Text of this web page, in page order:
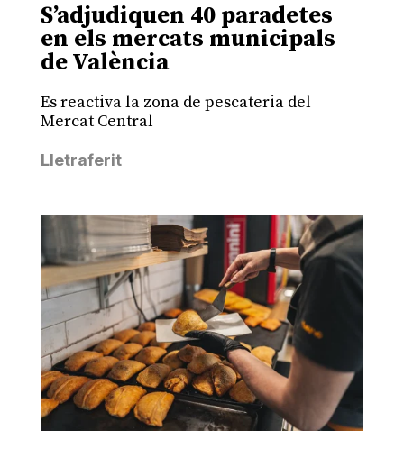
S’adjudiquen 40 paradetes
en els mercats municipals
de València
Es reactiva la zona de pescateria del
Mercat Central
Lletraferit